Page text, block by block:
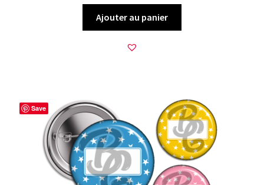
Ajouter au panier
Save